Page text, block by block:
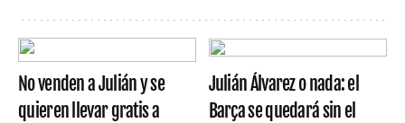
No venden a Julián y se
quieren llevar gratis a
Julián Álvarez o nada: el
Barça se quedará sin el